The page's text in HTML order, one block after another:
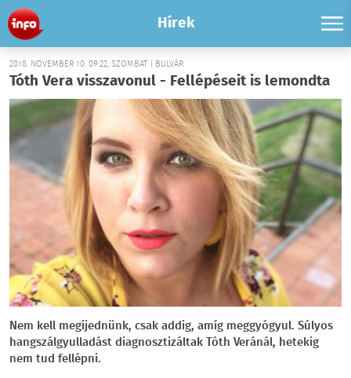
Hírek
2018. NOVEMBER 10. 09:22, SZOMBAT | BULVÁR
Tóth Vera visszavonul - Fellépéseit is lemondta
Nem kell megijednünk, csak addig, amíg meggyógyul. Súlyos
hangszálgyulladást diagnosztizáltak Tóth Veránál, hetekig
nem tud fellépni.